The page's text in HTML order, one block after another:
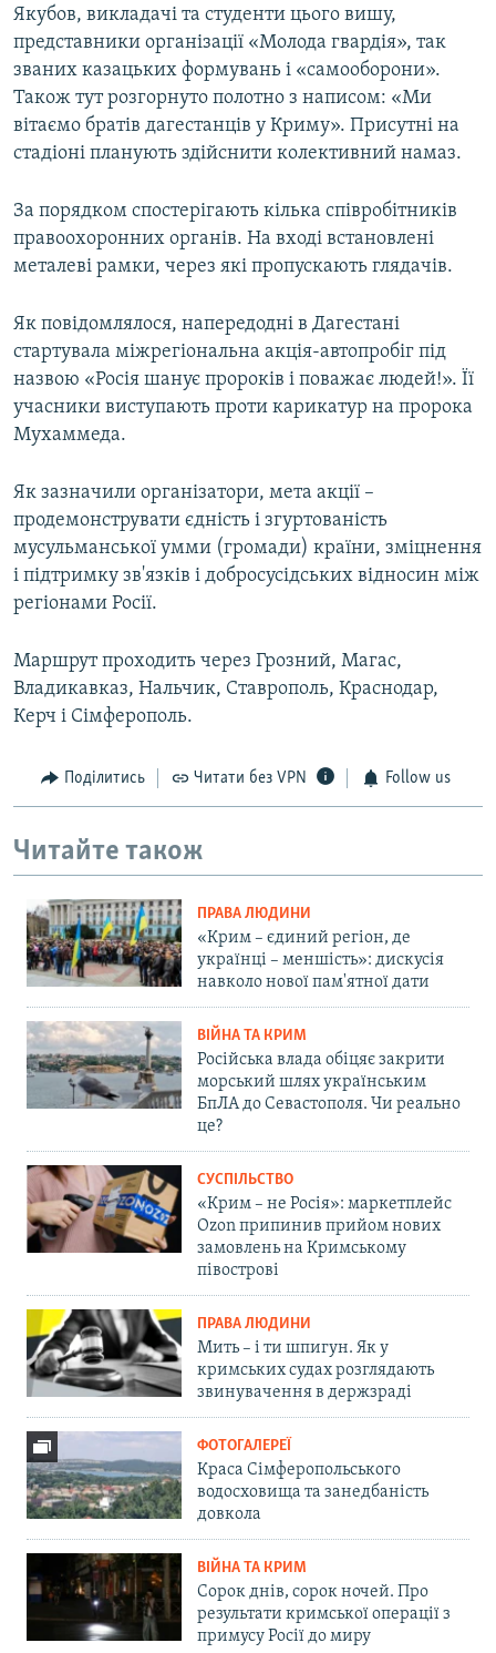
Якубов, викладачі та студенти цього вишу,
представники організації «Молода гвардія», так
званих казацьких формувань і «самооборони».
Також тут розгорнуто полотно з написом: «Ми
вітаємо братів дагестанців у Криму». Присутні на
стадіоні планують здійснити колективний намаз.
За порядком спостерігають кілька співробітників
правоохоронних органів. На вході встановлені
металеві рамки, через які пропускають глядачів.
Як повідомлялося, напередодні в Дагестані
стартувала міжрегіональна акція-автопробіг під
назвою «Росія шанує пророків і поважає людей!». Її
учасники виступають проти карикатур на пророка
Мухаммеда.
Як зазначили організатори, мета акції –
продемонструвати єдність і згуртованість
мусульманської умми (громади) країни, зміцнення
і підтримку зв'язків і добросусідських відносин між
регіонами Росії.
Маршрут проходить через Грозний, Магас,
Владикавказ, Нальчик, Ставрополь, Краснодар,
Керч і Сімферополь.
Поділитись Читати без VPN Follow us
Читайте також
ПРАВА ЛЮДИНИ
«Крим – єдиний регіон, де
українці – меншість»: дискусія
навколо нової пам'ятної дати
ВІЙНА ТА КРИМ
Російська влада обіцяє закрити
морський шлях українським
БпЛА до Севастополя. Чи реально
це?
СУСПІЛЬСТВО
«Крим – не Росія»: маркетплейс
Ozon припинив прийом нових
замовлень на Кримському
півострові
ПРАВА ЛЮДИНИ
Мить – і ти шпигун. Як у
кримських судах розглядають
звинувачення в держзраді
ФОТОГАЛЕРЕЇ
Краса Сімферопольського
водосховища та занедбаність
довкола
ВІЙНА ТА КРИМ
Сорок днів, сорок ночей. Про
результати кримської операції з
примусу Росії до миру